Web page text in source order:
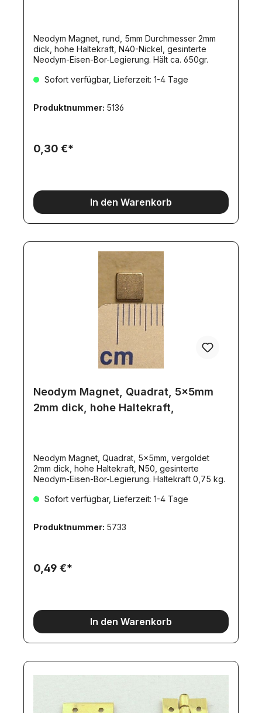
Neodym Magnet, rund, 5mm Durchmesser 2mm
dick, hohe Haltekraft, N40-Nickel, gesinterte
Neodym-Eisen-Bor-Legierung. Hält ca. 650gr.
Sofort verfügbar, Lieferzeit: 1-4 Tage
Produktnummer: 5136
0,30 €*
In den Warenkorb
Neodym Magnet, Quadrat, 5x5mm
2mm dick, hohe Haltekraft,
Neodym Magnet, Quadrat, 5x5mm, vergoldet
2mm dick, hohe Haltekraft, N50, gesinterte
Neodym-Eisen-Bor-Legierung. Haltekraft 0,75 kg.
Sofort verfügbar, Lieferzeit: 1-4 Tage
Produktnummer: 5733
0,49 €*
In den Warenkorb